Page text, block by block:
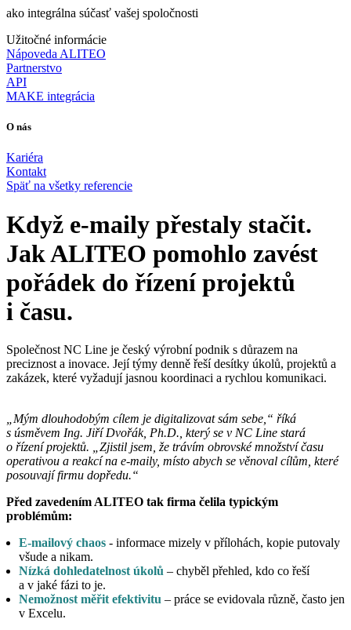
ako integrálna súčasť vašej spoločnosti
Užitočné informácie
Nápoveda ALITEO
Partnerstvo
API
MAKE integrácia
O nás
Kariéra
Kontakt
Späť na všetky referencie
Když e-maily přestaly stačit.
Jak ALITEO pomohlo zavést
pořádek do řízení projektů
i času.
Společnost NC Line je český výrobní podnik s důrazem na
preciznost a inovace. Její týmy denně řeší desítky úkolů, projektů a
zakázek, které vyžadují jasnou koordinaci a rychlou komunikaci.
„Mým dlouhodobým cílem je digitalizovat sám sebe,“ říká
s úsměvem Ing. Jiří Dvořák, Ph.D., který se v NC Line stará
o řízení projektů. „Zjistil jsem, že trávím obrovské množství času
operativou a reakcí na e-maily, místo abych se věnoval cílům, které
posouvají firmu dopředu.“
Před zavedením ALITEO tak firma čelila typickým
problémům:
E-mailový chaos - informace mizely v přílohách, kopie putovaly
všude a nikam.
Nízká dohledatelnost úkolů – chyběl přehled, kdo co řeší
a v jaké fázi to je.
Nemožnost měřit efektivitu – práce se evidovala různě, často jen
v Excelu.